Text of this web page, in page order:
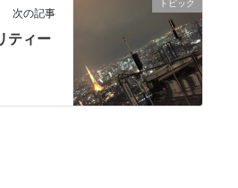
トピック
次の記事
ティー